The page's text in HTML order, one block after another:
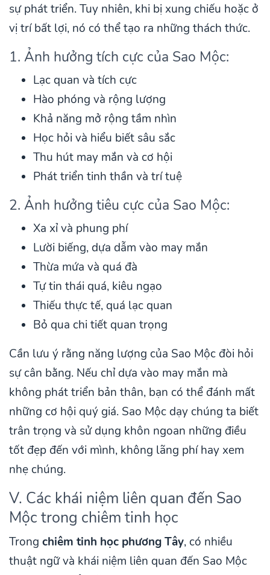
sự phát triển. Tuy nhiên, khi bị xung chiếu hoặc ở
vị trí bất lợi, nó có thể tạo ra những thách thức.
1. Ảnh hưởng tích cực của Sao Mộc:
Lạc quan và tích cực
Hào phóng và rộng lượng
Khả năng mở rộng tầm nhìn
Học hỏi và hiểu biết sâu sắc
Thu hút may mắn và cơ hội
Phát triển tinh thần và trí tuệ
2. Ảnh hưởng tiêu cực của Sao Mộc:
Xa xỉ và phung phí
Lười biếng, dựa dẫm vào may mắn
Thừa mứa và quá đà
Tự tin thái quá, kiêu ngạo
Thiếu thực tế, quá lạc quan
Bỏ qua chi tiết quan trọng
Cần lưu ý rằng năng lượng của Sao Mộc đòi hỏi
sự cân bằng. Nếu chỉ dựa vào may mắn mà
không phát triển bản thân, bạn có thể đánh mất
những cơ hội quý giá. Sao Mộc dạy chúng ta biết
trân trọng và sử dụng khôn ngoan những điều
tốt đẹp đến với mình, không lãng phí hay xem
nhẹ chúng.
V. Các khái niệm liên quan đến Sao
Mộc trong chiêm tinh học
Trong chiêm tinh học phương Tây, có nhiều
thuật ngữ và khái niệm liên quan đến Sao Mộc